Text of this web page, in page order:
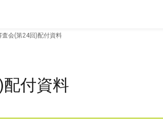
査会(第24回)配付資料
付資料